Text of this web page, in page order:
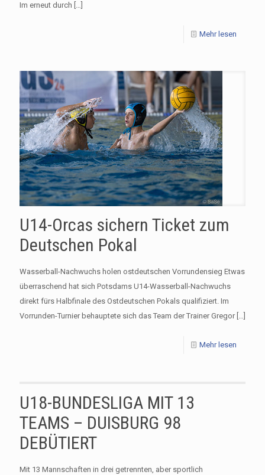
Im erneut durch […]
Mehr lesen
U14-Orcas sichern Ticket zum
Deutschen Pokal
Wasserball-Nachwuchs holen ostdeutschen Vorrundensieg Etwas
überraschend hat sich Potsdams U14-Wasserball-Nachwuchs
direkt fürs Halbfinale des Ostdeutschen Pokals qualifiziert. Im
Vorrunden-Turnier behauptete sich das Team der Trainer Gregor[…]
Mehr lesen
U18-BUNDESLIGA MIT 13
TEAMS – DUISBURG 98
DEBÜTIERT
Mit 13 Mannschaften in drei getrennten, aber sportlich